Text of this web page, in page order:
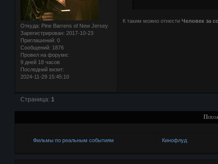
Откуда: Pine Barrens of New Jersey
Зарегистрирован: 2017-10-23
Приглашений: 0
Сообщений: 1876
Провел на форуме:
9 дней 18 часов
Последний визит:
2024-11-29 15:45:10
К таким можно отнестиЧеловек за
Страница: 1
Фильмы по реальным событиям Кинофлуд